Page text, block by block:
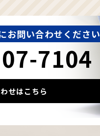
お問い合わせください
7104
せはこちら